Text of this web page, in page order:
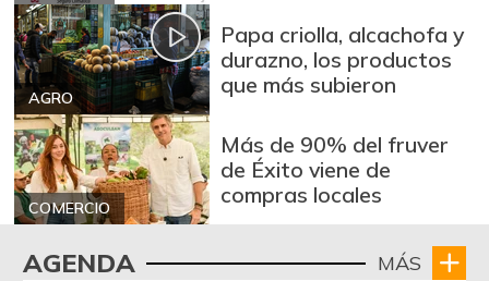
AGRO
Papa criolla, alcachofa y
durazno, los productos
que más subieron
COMERCIO
Más de 90% del fruver
de Éxito viene de
compras locales
AGENDA MÁS